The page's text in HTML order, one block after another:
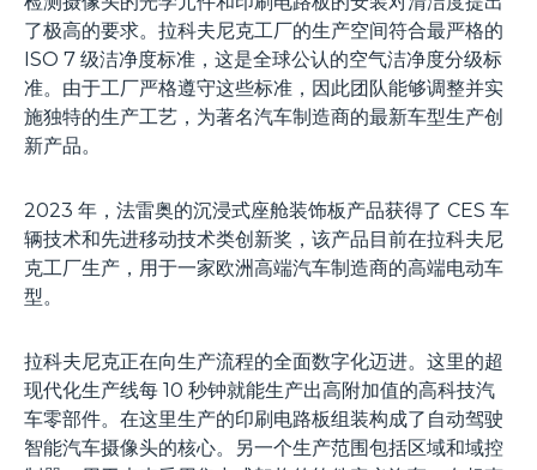
了极高的要求。拉科夫尼克工厂的生产空间符合最严格的
ISO 7 级洁净度标准，这是全球公认的空气洁净度分级标
准。由于工厂严格遵守这些标准，因此团队能够调整并实
施独特的生产工艺，为著名汽车制造商的最新车型生产创
新产品。
2023 年，法雷奥的沉浸式座舱装饰板产品获得了 CES 车
辆技术和先进移动技术类创新奖，该产品目前在拉科夫尼
克工厂生产，用于一家欧洲高端汽车制造商的高端电动车
型。
拉科夫尼克正在向生产流程的全面数字化迈进。这里的超
现代化生产线每 10 秒钟就能生产出高附加值的高科技汽
车零部件。在这里生产的印刷电路板组装构成了自动驾驶
智能汽车摄像头的核心。另一个生产范围包括区域和域控